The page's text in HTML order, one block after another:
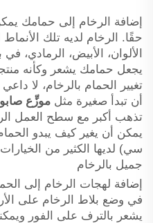
إضافة الرخام إلى حمامك
حقًا. الرخام لديه تلك
الألوان، الأبيض، الرمادي،
يجعل حمامك يشعر وكأنه
تغيير الحمام بالرخام، لا
أن تبدأ صغيرة مثل موزِّع
تذهب أكبر مع سطح العمل
يمكن أن يغير كيف يبدو
سي) لديها الكثير من
جميل بالرخام
إضافة لهجات الرخام إلى
في وضع بلاط الرخام على
يشعر بالترف على الفور